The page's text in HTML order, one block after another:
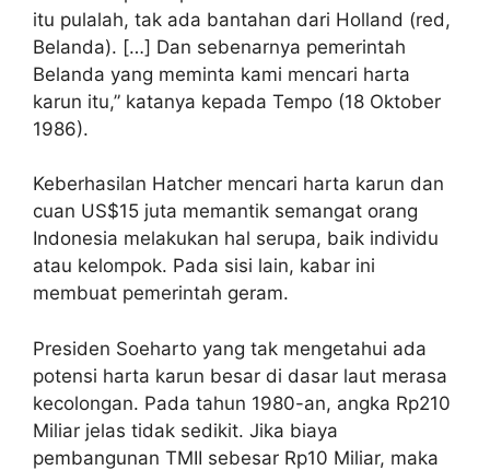
itu pulalah, tak ada bantahan dari Holland (red,
Belanda). […] Dan sebenarnya pemerintah
Belanda yang meminta kami mencari harta
karun itu,” katanya kepada Tempo (18 Oktober
1986).
Keberhasilan Hatcher mencari harta karun dan
cuan US$15 juta memantik semangat orang
Indonesia melakukan hal serupa, baik individu
atau kelompok. Pada sisi lain, kabar ini
membuat pemerintah geram.
Presiden Soeharto yang tak mengetahui ada
potensi harta karun besar di dasar laut merasa
kecolongan. Pada tahun 1980-an, angka Rp210
Miliar jelas tidak sedikit. Jika biaya
pembangunan TMII sebesar Rp10 Miliar, maka